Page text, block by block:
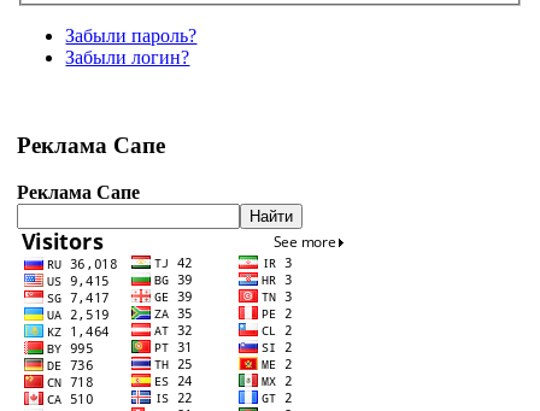
Забыли пароль?
Забыли логин?
Реклама Сапе
Реклама Сапе